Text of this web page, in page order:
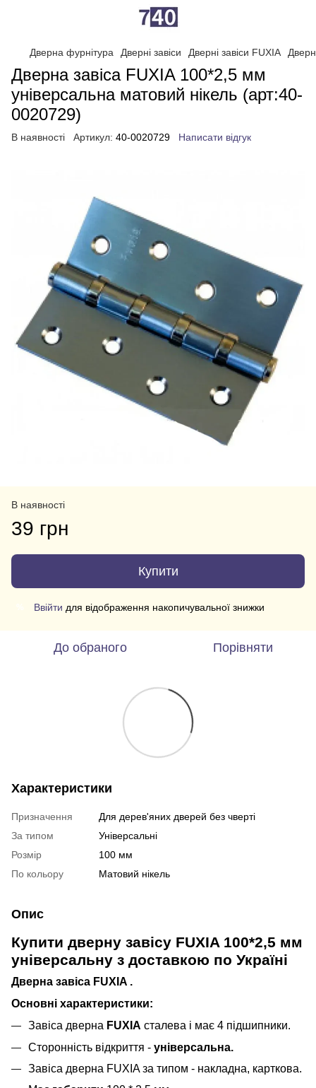
Дверна фурнітура Дверні завіси Дверні завіси FUXIA
Дверна завіса FUXIA 100*2,5 мм
універсальна матовий нікель (арт:40-
0020729)
В наявності Артикул: 40-0020729 Написати відгук
В наявності
39 грн
Купити
Ввійти для відображення накопичувальної знижки
До обраного Порівняти
Характеристики
Призначення
Для дерев'яних дверей без чверті
За типом
Універсальні
Розмір
100 мм
По кольору
Матовий нікель
Опис
Купити дверну завісу FUXIA 100*2,5 мм
універсальну з доставкою по Україні
Дверна завіса FUXIA .
Основні характеристики:
Завіса дверна FUXIA сталева і має 4 підшипники.
Сторонність відкриття - універсальна.
Завіса дверна FUXIA за типом - накладна, карткова.